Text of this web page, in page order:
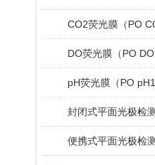
CO2荧光膜（PO
DO荧光膜（PO
pH荧光膜（PO
封闭式平面光极检
便携式平面光极检